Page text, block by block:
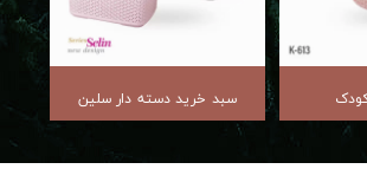
سبد خرید دسته دار سلین